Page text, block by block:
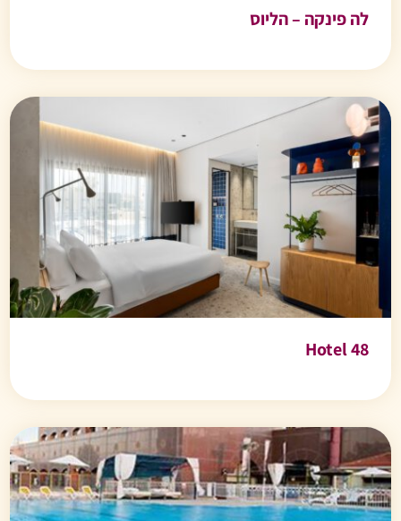
לה פינקה – הליוס
Hotel 48